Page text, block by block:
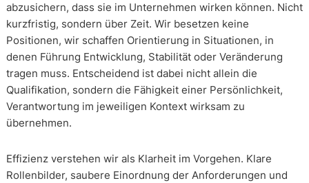
abzusichern, dass sie im Unternehmen wirken können. Nicht
kurzfristig, sondern über Zeit. Wir besetzen keine
Positionen, wir schaffen Orientierung in Situationen, in
denen Führung Entwicklung, Stabilität oder Veränderung
tragen muss. Entscheidend ist dabei nicht allein die
Qualifikation, sondern die Fähigkeit einer Persönlichkeit,
Verantwortung im jeweiligen Kontext wirksam zu
übernehmen.
Effizienz verstehen wir als Klarheit im Vorgehen. Klare
Rollenbilder, saubere Einordnung der Anforderungen und